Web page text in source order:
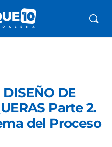
DE
Parte 2.
del Proceso